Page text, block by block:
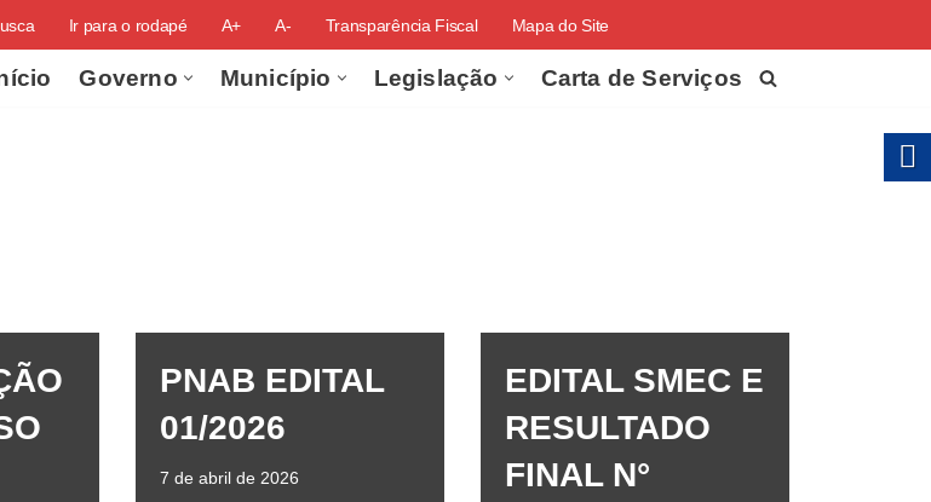
Ir para o rodapé A+ A- Transparência Fiscal Mapa do Site
Governo Município Legislação Carta de Serviços
PNAB EDITAL
01/2026
7 de abril de 2026
EDITAL SMEC E
RESULTADO
FINAL N°